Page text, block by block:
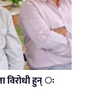
विरोधी हुन् ः